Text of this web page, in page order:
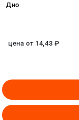
Дно
цена от 14,43 ₽